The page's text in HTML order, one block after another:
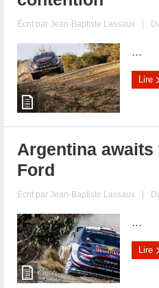
Écrit parJean-Baptiste Lassaux |
...
Lire
Argentina awaits
Ford
Écrit parJean-Baptiste Lassaux |
...
Lire